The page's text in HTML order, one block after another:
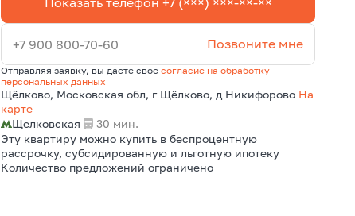
+7 900 800-70-60 Позвоните мне
Отправляя заявку, вы даете своесогласие на обработку
персональных данных
Щёлково, Московская обл, г Щёлково, д Никифорово На
карте
Щелковская
30 мин.
Эту квартиру можно купить в беспроцентную
рассрочку, субсидированную и льготную ипотеку
Количество предложений ограничено